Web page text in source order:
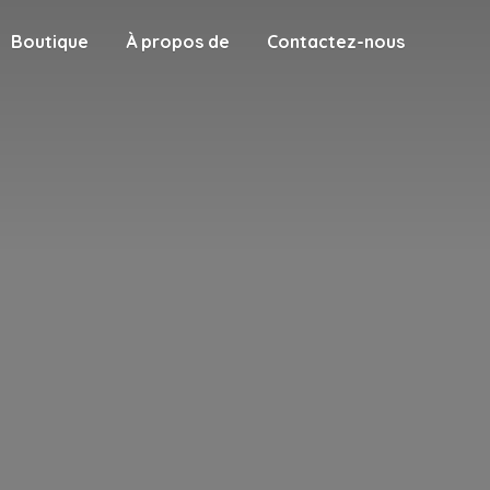
Boutique À propos de Contactez-nous